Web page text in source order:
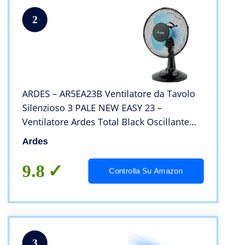
2
ARDES – AR5EA23B Ventilatore da Tavolo
Silenzioso 3 PALE NEW EASY 23 –
Ventilatore Ardes Total Black Oscillante
con Inclinazione Verticale e Comando
Velocità
Ardes
9.8 Controlla Su Amazon